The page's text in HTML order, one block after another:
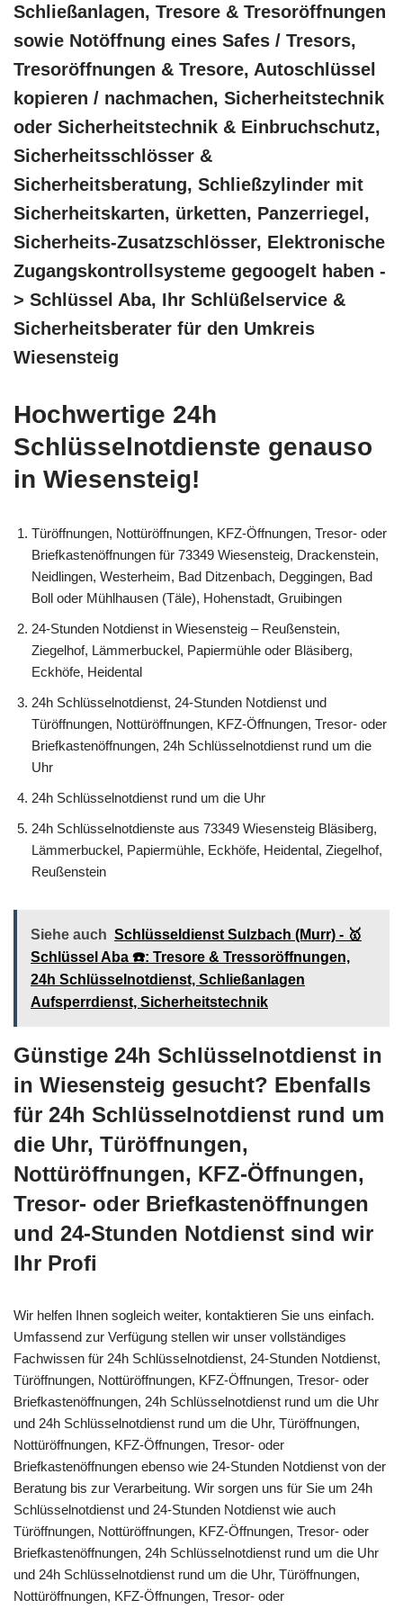
Schließanlagen, Tresore & Tresoröffnungen
sowie Notöffnung eines Safes / Tresors,
Tresoröffnungen & Tresore, Autoschlüssel
kopieren / nachmachen, Sicherheitstechnik
oder Sicherheitstechnik & Einbruchschutz,
Sicherheitsschlösser &
Sicherheitsberatung, Schließzylinder mit
Sicherheitskarten, ürketten, Panzerriegel,
Sicherheits-Zusatzschlösser, Elektronische
Zugangskontrollsysteme gegoogelt haben -
> Schlüssel Aba, Ihr Schlüßelservice &
Sicherheitsberater für den Umkreis
Wiesensteig
Hochwertige 24h
Schlüsselnotdienste genauso
in Wiesensteig!
Türöffnungen, Nottüröffnungen, KFZ-Öffnungen, Tresor- oder
Briefkastenöffnungen für 73349 Wiesensteig, Drackenstein,
Neidlingen, Westerheim, Bad Ditzenbach, Deggingen, Bad
Boll oder Mühlhausen (Täle), Hohenstadt, Gruibingen
24-Stunden Notdienst in Wiesensteig – Reußenstein,
Ziegelhof, Lämmerbuckel, Papiermühle oder Bläsiberg,
Eckhöfe, Heidental
24h Schlüsselnotdienst, 24-Stunden Notdienst und
Türöffnungen, Nottüröffnungen, KFZ-Öffnungen, Tresor- oder
Briefkastenöffnungen, 24h Schlüsselnotdienst rund um die
Uhr
24h Schlüsselnotdienst rund um die Uhr
24h Schlüsselnotdienste aus 73349 Wiesensteig Bläsiberg,
Lämmerbuckel, Papiermühle, Eckhöfe, Heidental, Ziegelhof,
Reußenstein
Siehe auch Schlüsseldienst Sulzbach (Murr) - 🥇
Schlüssel Aba ☎️: Tresore & Tressoröffnungen,
24h Schlüsselnotdienst, Schließanlagen
Aufsperrdienst, Sicherheitstechnik
Günstige 24h Schlüsselnotdienst in
in Wiesensteig gesucht? Ebenfalls
für 24h Schlüsselnotdienst rund um
die Uhr, Türöffnungen,
Nottüröffnungen, KFZ-Öffnungen,
Tresor- oder Briefkastenöffnungen
und 24-Stunden Notdienst sind wir
Ihr Profi
Wir helfen Ihnen sogleich weiter, kontaktieren Sie uns einfach.
Umfassend zur Verfügung stellen wir unser vollständiges
Fachwissen für 24h Schlüsselnotdienst, 24-Stunden Notdienst,
Türöffnungen, Nottüröffnungen, KFZ-Öffnungen, Tresor- oder
Briefkastenöffnungen, 24h Schlüsselnotdienst rund um die Uhr
und 24h Schlüsselnotdienst rund um die Uhr, Türöffnungen,
Nottüröffnungen, KFZ-Öffnungen, Tresor- oder
Briefkastenöffnungen ebenso wie 24-Stunden Notdienst von der
Beratung bis zur Verarbeitung. Wir sorgen uns für Sie um 24h
Schlüsselnotdienst und 24-Stunden Notdienst wie auch
Türöffnungen, Nottüröffnungen, KFZ-Öffnungen, Tresor- oder
Briefkastenöffnungen, 24h Schlüsselnotdienst rund um die Uhr
und 24h Schlüsselnotdienst rund um die Uhr, Türöffnungen,
Nottüröffnungen, KFZ-Öffnungen, Tresor- oder